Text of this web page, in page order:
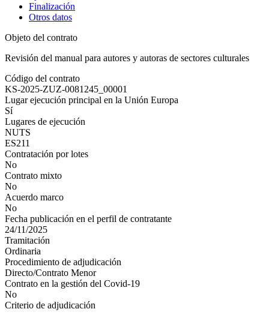
Finalización
Otros datos
Objeto del contrato
Revisión del manual para autores y autoras de sectores culturales
Código del contrato
KS-2025-ZUZ-0081245_00001
Lugar ejecución principal en la Unión Europa
Sí
Lugares de ejecución
NUTS
ES211
Contratación por lotes
No
Contrato mixto
No
Acuerdo marco
No
Fecha publicación en el perfil de contratante
24/11/2025
Tramitación
Ordinaria
Procedimiento de adjudicación
Directo/Contrato Menor
Contrato en la gestión del Covid-19
No
Criterio de adjudicación